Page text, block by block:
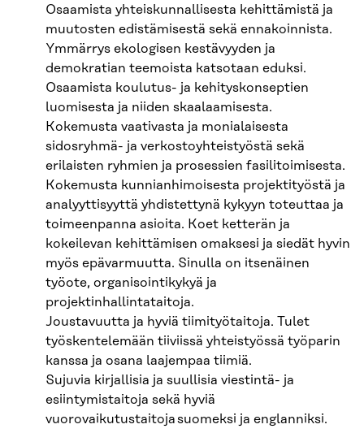
Osaamista yhteiskunnallisesta kehittämistä ja
muutosten edistämisestä sekä ennakoinnista.
Ymmärrys ekologisen kestävyyden ja
demokratian teemoista katsotaan eduksi.
Osaamista koulutus- ja kehityskonseptien
luomisesta ja niiden skaalaamisesta.
Kokemusta vaativasta ja monialaisesta
sidosryhmä- ja verkostoyhteistyöstä sekä
erilaisten ryhmien ja prosessien fasilitoimisesta.
Kokemusta kunnianhimoisesta projektityöstä ja
analyyttisyyttä yhdistettynä kykyyn toteuttaa ja
toimeenpanna asioita. Koet ketterän ja
kokeilevan kehittämisen omaksesi ja siedät hyvin
myös epävarmuutta. Sinulla on itsenäinen
työote, organisointikykyä ja
projektinhallintataitoja.
Joustavuutta ja hyviä tiimityötaitoja. Tulet
työskentelemään tiiviissä yhteistyössä työparin
kanssa ja osana laajempaa tiimiä.
Sujuvia kirjallisia ja suullisia viestintä- ja
esiintymistaitoja sekä hyviä
vuorovaikutustaitoja suomeksi ja englanniksi.